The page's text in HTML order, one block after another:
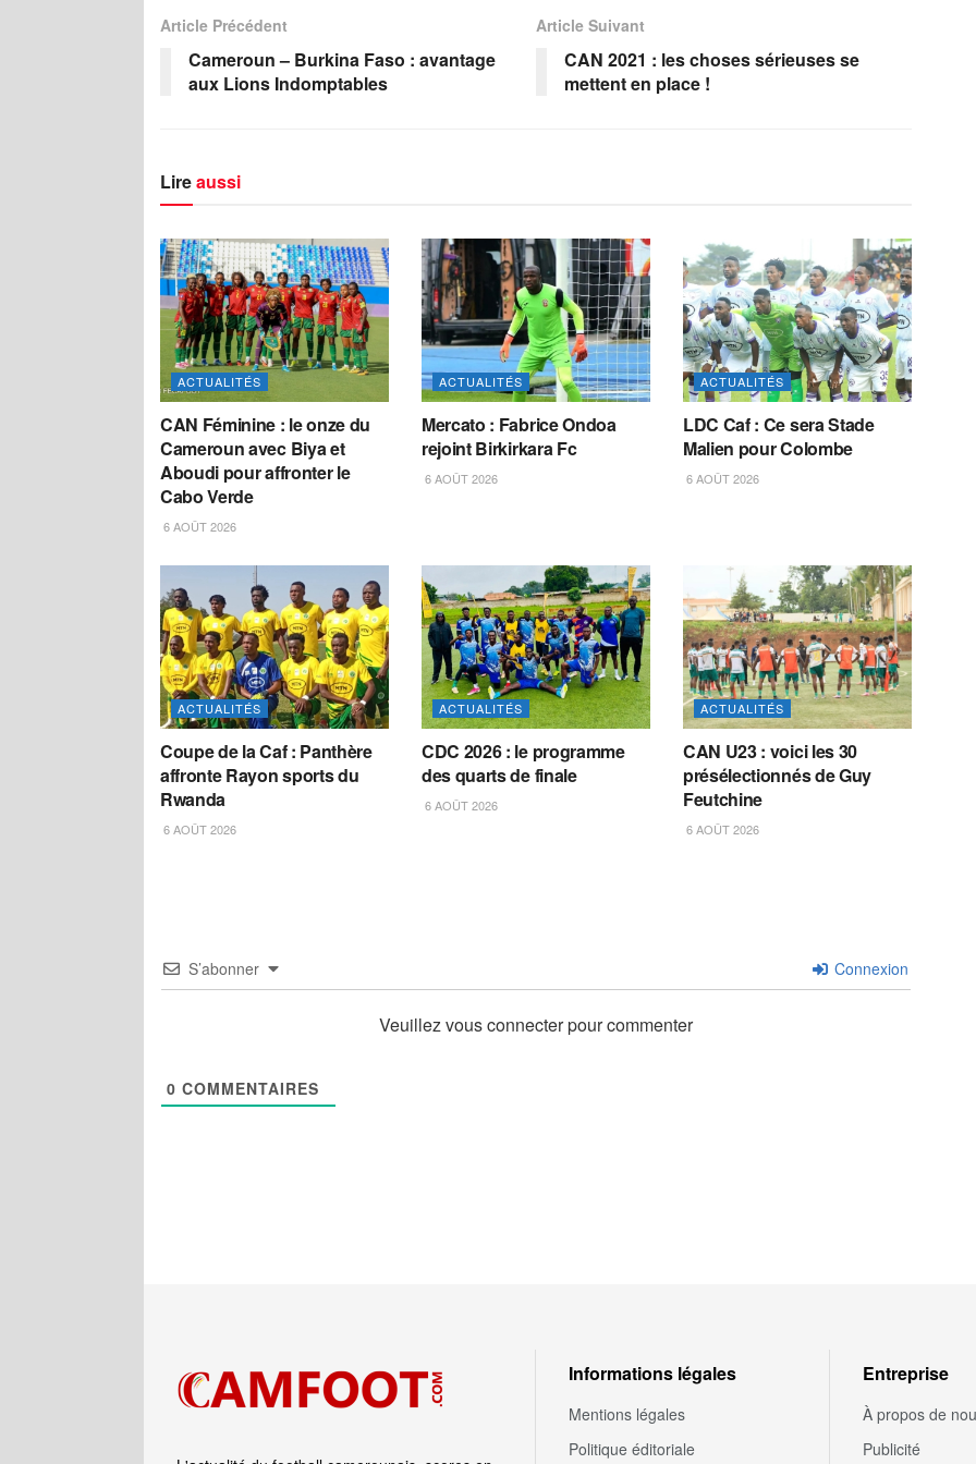
Article Précédent
Cameroun – Burkina Faso : avantage
aux Lions Indomptables
Article Suivant
CAN 2021 : les choses sérieuses se
mettent en place !
Lireaussi
ACTUALITÉS
CAN Féminine : le onze du
Cameroun avec Biya et
Aboudi pour affronter le
Cabo Verde
6 AOÛT 2026
ACTUALITÉS
Mercato : Fabrice Ondoa
rejoint Birkirkara Fc
6 AOÛT 2026
ACTUALITÉS
LDC Caf : Ce sera Stade
Malien pour Colombe
6 AOÛT 2026
ACTUALITÉS
Coupe de la Caf : Panthère
affronte Rayon sports du
Rwanda
6 AOÛT 2026
ACTUALITÉS
CDC 2026 : le programme
des quarts de finale
6 AOÛT 2026
ACTUALITÉS
CAN U23 : voici les 30
présélectionnés de Guy
Feutchine
6 AOÛT 2026
S’abonner Connexion
Veuillez vous connecter pour commenter
0 COMMENTAIRES
Informations légales
Mentions légales
Politique éditoriale
Entreprise
À propos de
Publicité